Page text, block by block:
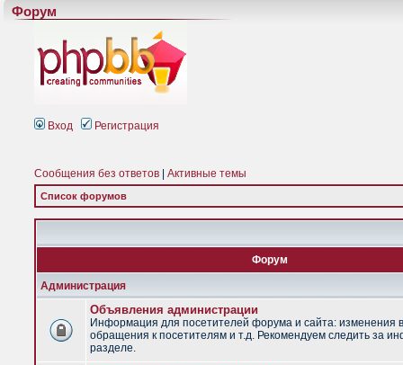
Форум
Вход Регистрация
Сообщения без ответов Активные темы
Список форумов
Форум
Администрация
Объявления администрации
Информация для посетителей форума и сайта: изменения
обращения к посетителям и т.д. Рекомендуем следить за
разделе.